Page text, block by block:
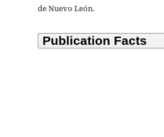
de Nuevo León.